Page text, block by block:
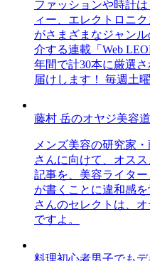
ファッションや時計
ィー、エレクトロニ
がさまざまなジャン
介する連載「Web
年間で計30本に厳選
届けします！ 毎週土
藤村 岳のオヤジ美容道
メンズ美容の研究家
さんに向けて、オス
記事を、美容ライタ
が書くことに違和感
さんのセレクトは、
ですよ。
料理初心者男子でも